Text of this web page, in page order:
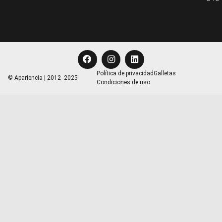
© Apariencia | 2012 -2025
Política de privacidadGalletas
Condiciones de uso